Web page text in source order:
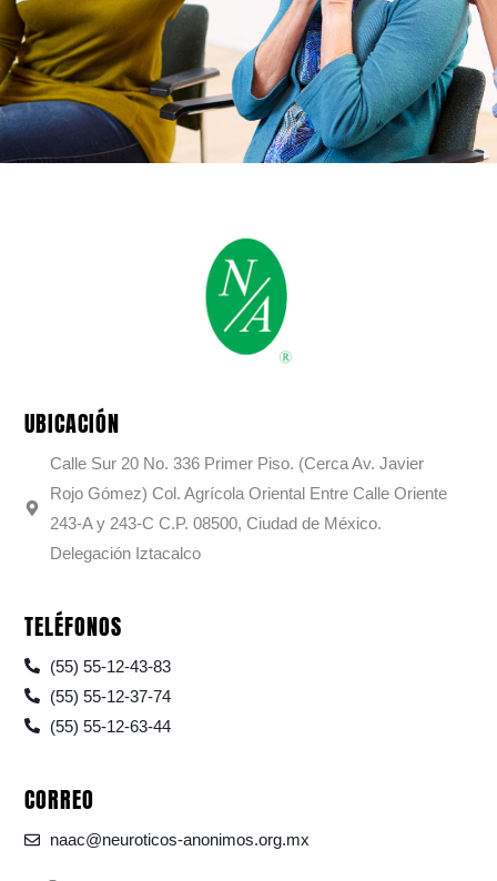
UBICACIÓN
Calle Sur 20 No. 336 Primer Piso. (Cerca Av. Javier
Rojo Gómez) Col. Agrícola Oriental Entre Calle Oriente
243-A y 243-C C.P. 08500, Ciudad de México.
Delegación Iztacalco
TELÉFONOS
(55) 55-12-43-83
(55) 55-12-37-74
(55) 55-12-63-44
CORREO
naac@neuroticos-anonimos.org.mx